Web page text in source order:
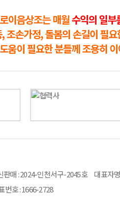
이음상조는 매월수익의 일부
조손가정, 돌봄의 손길이 필
도움이 필요한 분들께 조용히
매 : 2024-인천서구-2045호 대표자명
번호 : 1666-2728